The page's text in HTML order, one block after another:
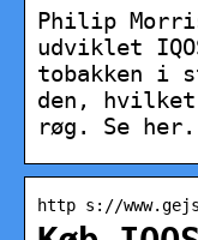
Philip
udviklet
tobakken i
den,
røg. Se her.
http s://